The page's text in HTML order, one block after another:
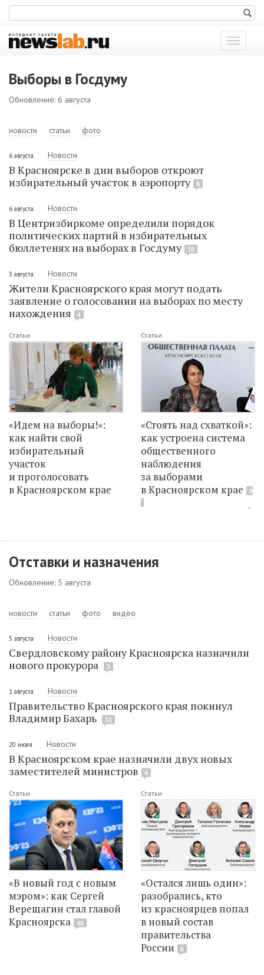
Показать
меню
Выборы в Госдуму
Обновление: 6 августа
новости статьи фото
6 августа Новости
В Красноярске в дни выборов откроют
избирательный участок в аэропорту
8
6 августа Новости
В Центризбиркоме определили порядок
политических партий в избирательных
бюллетенях на выборах в Госдуму
10
3 августа Новости
Жители Красноярского края могут подать
заявление о голосовании на выборах по месту
нахождения
4
Статьи
«Идем на выборы!»:
как найти свой
избирательный
участок
и проголосовать
в Красноярском крае
Статьи
«Стоять над схваткой»:
как устроена система
общественного
наблюдения
за выборами
в Красноярском крае
8
Отставки и назначения
Обновление: 5 августа
новости статьи фото видео
5 августа Новости
Свердловскому району Красноярска назначили
нового прокурора
3
1 августа Новости
Правительство Красноярского края покинул
Владимир Бахарь
10
20 июля Новости
В Красноярском крае назначили двух новых
заместителей министров
4
Статьи
«В новый год с новым
мэром»: как Сергей
Верещагин стал главой
Красноярска
40
Статьи
«Остался лишь один»:
разобрались, кто
из красноярцев попал
в новый состав
правительства
России
6